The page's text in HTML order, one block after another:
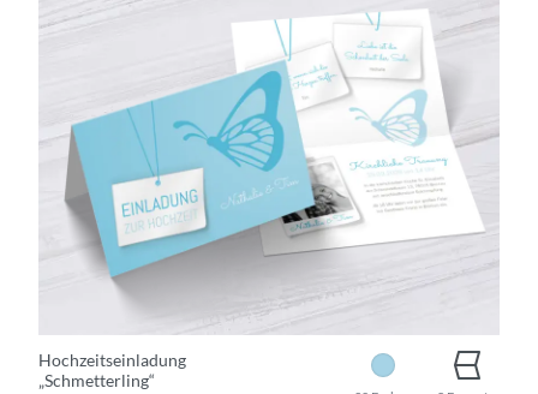
Hochzeitseinladung
„Schmetterling“